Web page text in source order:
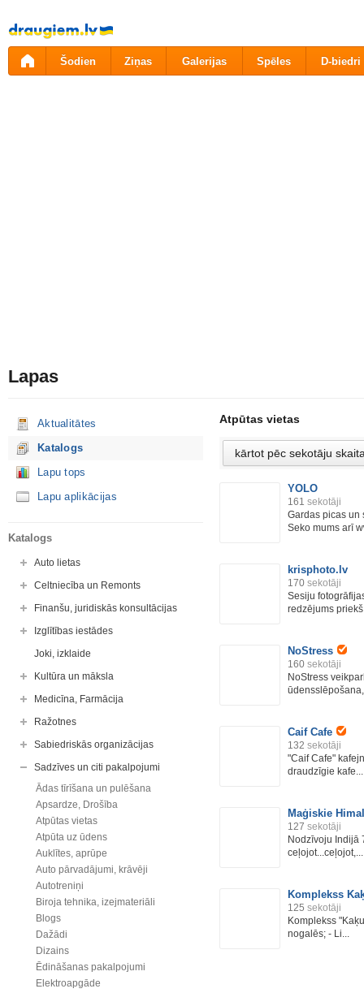
Pāriet
uz
saturu
Šodien Ziņas Galerijas Spēles D-biedri
Lapas
Aktualitātes
Katalogs
Lapu tops
Lapu aplikācijas
Katalogs
Auto lietas
Celtniecība un Remonts
Finanšu, juridiskās konsultācijas
Izglītības iestādes
Joki, izklaide
Kultūra un māksla
Medicīna, Farmācija
Ražotnes
Sabiedriskās organizācijas
Sadzīves un citi pakalpojumi
Ādas tīrīšana un pulēšana
Apsardze, Drošība
Atpūtas vietas
Atpūta uz ūdens
Auklītes, aprūpe
Auto pārvadājumi, krāvēji
Autotreniņi
Biroja tehnika, izejmateriāli
Blogs
Dažādi
Dizains
Ēdināšanas pakalpojumi
Elektroapgāde
Atpūtas vietas
YOLO
161 sekotāji
Gardas picas un
Seko mums arī
krisphoto.lv
170 sekotāji
Sesiju
redzējums
NoStress
160 sekotāji
NoStress
Caif Cafe
132 sekotāji
"Caif Cafe"
draudzīgie kafe...
Maģiskie
127 sekotāji
Nodzīvoju Indijā
ceļojot...ceļojot,...
Komplekss
125 sekotāji
Komplekss
nogalēs; - Li...